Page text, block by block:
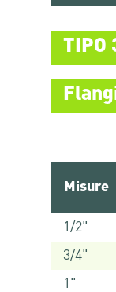
TIPO
Misure
1/2"
3/4"
1"